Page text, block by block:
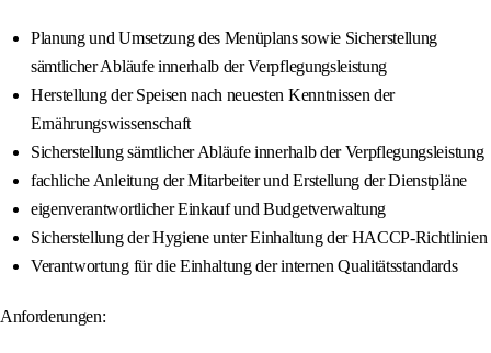
Planung und Umsetzung des Menüplans sowie Sicherstellung
sämtlicher Abläufe innerhalb der Verpflegungsleistung
Herstellung der Speisen nach neuesten Kenntnissen der
Ernährungswissenschaft
Sicherstellung sämtlicher Abläufe innerhalb der Verpflegungsleistung
fachliche Anleitung der Mitarbeiter und Erstellung der Dienstpläne
eigenverantwortlicher Einkauf und Budgetverwaltung
Sicherstellung der Hygiene unter Einhaltung der HACCP-Richtlinien
Verantwortung für die Einhaltung der internen Qualitätsstandards
Anforderungen: